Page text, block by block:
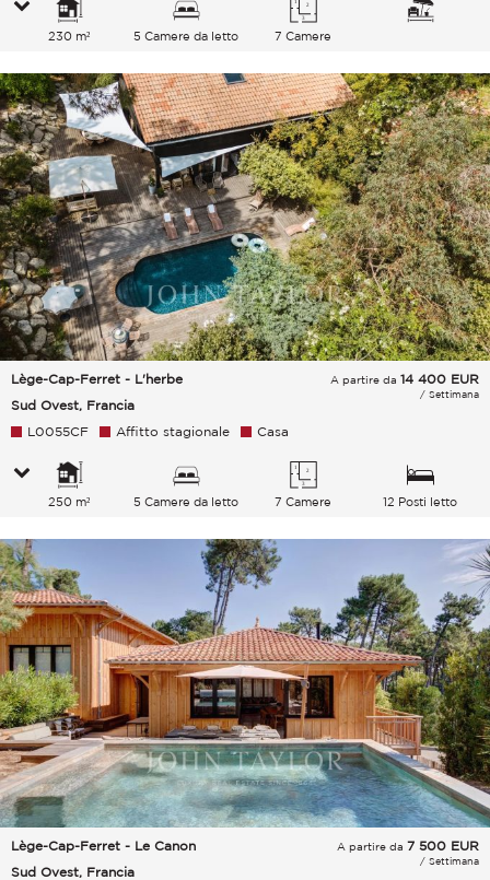
230 m² 5 Camere da letto 7 Camere
Lège-Cap-Ferret - L'herbe
Sud Ovest, Francia
A partire da 14 400 EUR
/ Settimana
L0055CF Affitto stagionale Casa
250 m² 5 Camere da letto 7 Camere 12 Posti letto
Lège-Cap-Ferret - Le Canon
Sud Ovest, Francia
A partire da 7 500 EUR
/ Settimana